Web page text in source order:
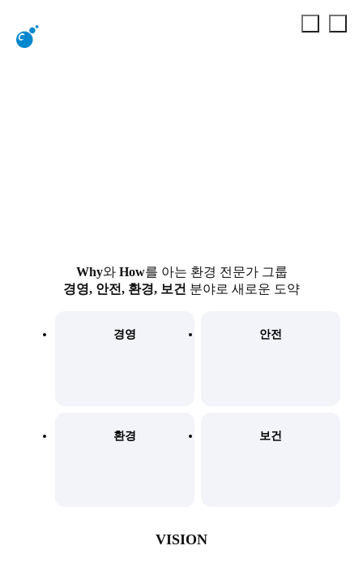
Why와 How를 아는 환경 전문가 그룹
경영, 안전, 환경, 보건 분야로 새로운 도약
경영 안전
환경 보건
VISION